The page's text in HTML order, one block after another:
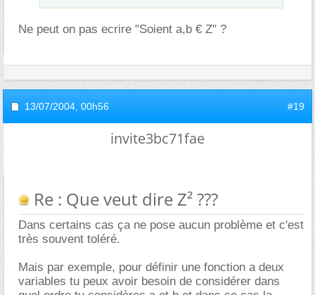
Ne peut on pas ecrire "Soient a,b € Z" ?
13/07/2004, 00h56 #19
invite3bc71fae
Re : Que veut dire Z² ???
Dans certains cas ça ne pose aucun problème et c'est
très souvent toléré.
Mais par exemple, pour définir une fonction a deux
variables tu peux avoir besoin de considérer dans